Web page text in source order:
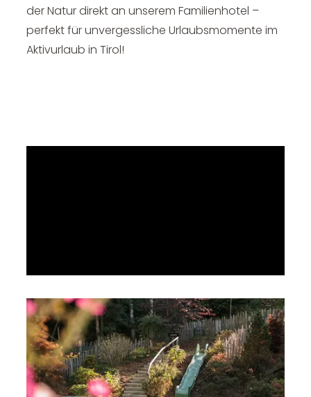
der Natur direkt an unserem Familienhotel –
perfekt für unvergessliche Urlaubsmomente im
Aktivurlaub in Tirol!